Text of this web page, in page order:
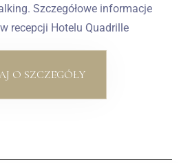
Szczegółowe informacje
recepcji Hotelu Quadrille
O SZCZEGÓŁY